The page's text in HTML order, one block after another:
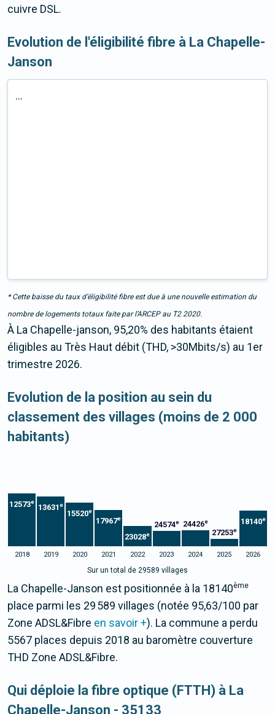
cuivre DSL.
Evolution de l'éligibilité fibre à La Chapelle-
Janson
...
* Cette baisse du taux d’éligibilité fibre est due à une nouvelle estimation du
nombre de logements totaux faite par l’ARCEP au T2 2020.
À La Chapelle-janson, 95,20% des habitants étaient
éligibles au Très Haut débit (THD, >30Mbits/s) au 1er
trimestre 2026.
Evolution de la position au sein du
classement des villages (moins de 2 000
habitants)
12573e
13631e
15520e
17967e
23028e
24574e 24426e
27253e
18140e
2018 2019 2020 2021 2022 2023 2024 2025 2026
Sur un total de 29589 villages
La Chapelle-Janson est positionnée à la 18140ème
place parmi les 29 589 villages (notée 95,63/100 par
Zone ADSL&Fibre en savoir +). La commune a perdu
5567 places depuis 2018 au baromètre couverture
THD Zone ADSL&Fibre.
Qui déploie la fibre optique (FTTH) à La
Chapelle-Janson - 35133